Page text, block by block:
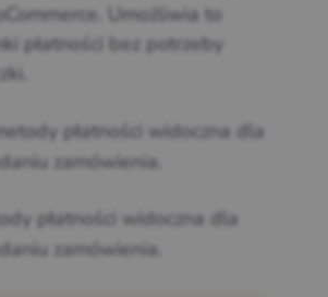
Umożliwia to
płatności bez potrzeby
płatności widoczna dla
zamówienia.
płatności widoczna dla
zamówienia.